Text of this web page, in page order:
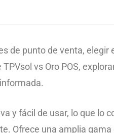
de punto de venta,
vs Oro POS,
y fácil de usar, lo que lo
Ofrece una amplia